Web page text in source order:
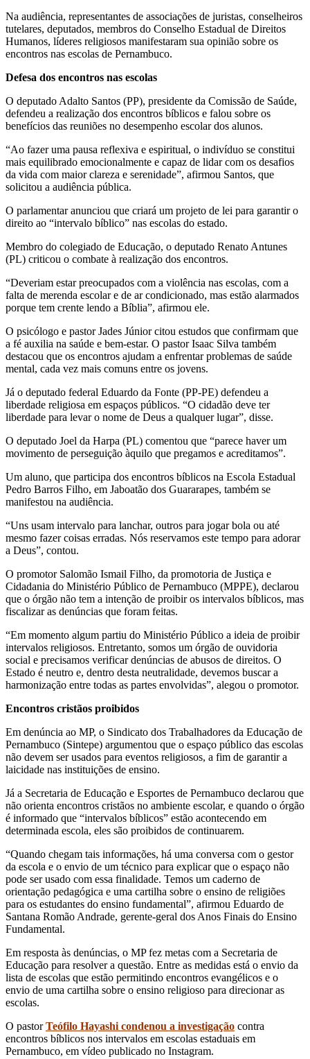
Na audiência, representantes de associações de juristas, conselheiros
tutelares, deputados, membros do Conselho Estadual de Direitos
Humanos, líderes religiosos manifestaram sua opinião sobre os
encontros nas escolas de Pernambuco.
Defesa dos encontros nas escolas
O deputado Adalto Santos (PP), presidente da Comissão de Saúde,
defendeu a realização dos encontros bíblicos e falou sobre os
benefícios das reuniões no desempenho escolar dos alunos.
“Ao fazer uma pausa reflexiva e espiritual, o indivíduo se constitui
mais equilibrado emocionalmente e capaz de lidar com os desafios
da vida com maior clareza e serenidade”, afirmou Santos, que
solicitou a audiência pública.
O parlamentar anunciou que criará um projeto de lei para garantir o
direito ao “intervalo bíblico” nas escolas do estado.
Membro do colegiado de Educação, o deputado Renato Antunes
(PL) criticou o combate à realização dos encontros.
“Deveriam estar preocupados com a violência nas escolas, com a
falta de merenda escolar e de ar condicionado, mas estão alarmados
porque tem crente lendo a Bíblia”, afirmou ele.
O psicólogo e pastor Jades Júnior citou estudos que confirmam que
a fé auxilia na saúde e bem-estar. O pastor Isaac Silva também
destacou que os encontros ajudam a enfrentar problemas de saúde
mental, cada vez mais comuns entre os jovens.
Já o deputado federal Eduardo da Fonte (PP-PE) defendeu a
liberdade religiosa em espaços públicos. “O cidadão deve ter
liberdade para levar o nome de Deus a qualquer lugar”, disse.
O deputado Joel da Harpa (PL) comentou que “parece haver um
movimento de perseguição àquilo que pregamos e acreditamos”.
Um aluno, que participa dos encontros bíblicos na Escola Estadual
Pedro Barros Filho, em Jaboatão dos Guararapes, também se
manifestou na audiência.
“Uns usam intervalo para lanchar, outros para jogar bola ou até
mesmo fazer coisas erradas. Nós reservamos este tempo para adorar
a Deus”, contou.
O promotor Salomão Ismail Filho, da promotoria de Justiça e
Cidadania do Ministério Público de Pernambuco (MPPE), declarou
que o órgão não tem a intenção de proibir os intervalos bíblicos, mas
fiscalizar as denúncias que foram feitas.
“Em momento algum partiu do Ministério Público a ideia de proibir
intervalos religiosos. Entretanto, somos um órgão de ouvidoria
social e precisamos verificar denúncias de abusos de direitos. O
Estado é neutro e, dentro desta neutralidade, devemos buscar a
harmonização entre todas as partes envolvidas”, alegou o promotor.
Encontros cristãos proibidos
Em denúncia ao MP, o Sindicato dos Trabalhadores da Educação de
Pernambuco (Sintepe) argumentou que o espaço público das escolas
não devem ser usados para eventos religiosos, a fim de garantir a
laicidade nas instituições de ensino.
Já a Secretaria de Educação e Esportes de Pernambuco declarou que
não orienta encontros cristãos no ambiente escolar, e quando o órgão
é informado que “intervalos bíblicos” estão acontecendo em
determinada escola, eles são proibidos de continuarem.
“Quando chegam tais informações, há uma conversa com o gestor
da escola e o envio de um técnico para explicar que o espaço não
pode ser usado com essa finalidade. Temos um caderno de
orientação pedagógica e uma cartilha sobre o ensino de religiões
para os estudantes do ensino fundamental”, afirmou Eduardo de
Santana Romão Andrade, gerente-geral dos Anos Finais do Ensino
Fundamental.
Em resposta às denúncias, o MP fez metas com a Secretaria de
Educação para resolver a questão. Entre as medidas está o envio da
lista de escolas que estão permitindo encontros evangélicos e o
envio de uma cartilha sobre o ensino religioso para direcionar as
escolas.
O pastorTeófilo Hayashi condenou a investigação contra
encontros bíblicos nos intervalos em escolas estaduais em
Pernambuco, em vídeo publicado no Instagram.